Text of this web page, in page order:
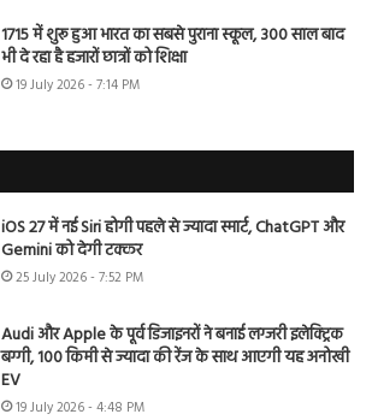
1715 में शुरू हुआ भारत का सबसे पुराना स्कूल, 300 साल बाद
भी दे रहा है हजारों छात्रों को शिक्षा
19 July 2026 - 7:14 PM
iOS 27 में नई Siri होगी पहले से ज्यादा स्मार्ट, ChatGPT और
Gemini को देगी टक्कर
25 July 2026 - 7:52 PM
Audi और Apple के पूर्व डिजाइनरों ने बनाई लग्जरी इलेक्ट्रिक
बग्गी, 100 किमी से ज्यादा की रेंज के साथ आएगी यह अनोखी
EV
19 July 2026 - 4:48 PM